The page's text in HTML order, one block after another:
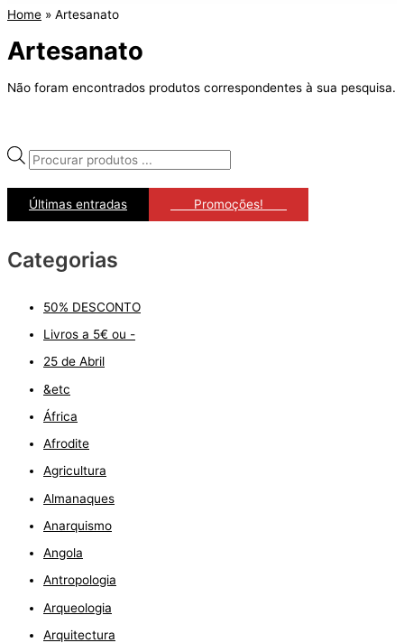
P
o
u
t
c
h
Últimas entradas ﾠﾠPromoções!ﾠﾠ
Categorias
50% DESCONTO
Livros a 5€ ou -
25 de Abril
&etc
África
Afrodite
Agricultura
Almanaques
Anarquismo
Angola
Antropologia
Arqueologia
Arquitectura
Home » Artesanato
Artesanato
Não foram encontrados produtos correspondentes à sua pesquisa.